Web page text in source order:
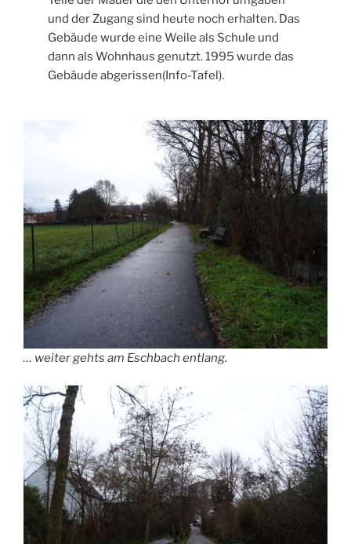
und der Zugang sind heute noch erhalten. Das
Gebäude wurde eine Weile als Schule und
dann als Wohnhaus genutzt. 1995 wurde das
Gebäude abgerissen(Info-Tafel).
… weiter gehts am Eschbach entlang.